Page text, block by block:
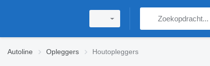
Autoline Opleggers Houtopleggers